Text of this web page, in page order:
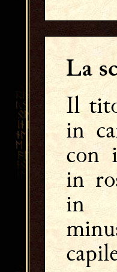
La
Il
in
con
in
in